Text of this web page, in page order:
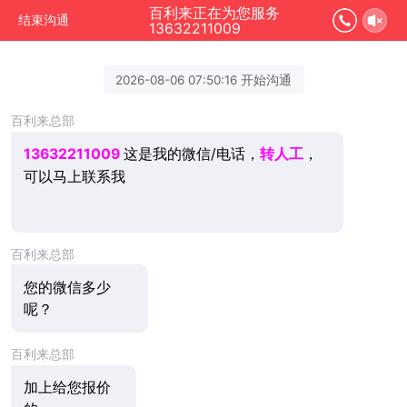
结束沟通
百利来正在为您服务
13632211009
2026-08-06 07:50:16 开始沟通
百利来总部
13632211009 这是我的微信/电话， 转人工，
可以马上联系我
百利来总部
您的微信多少
呢？
百利来总部
加上给您报价